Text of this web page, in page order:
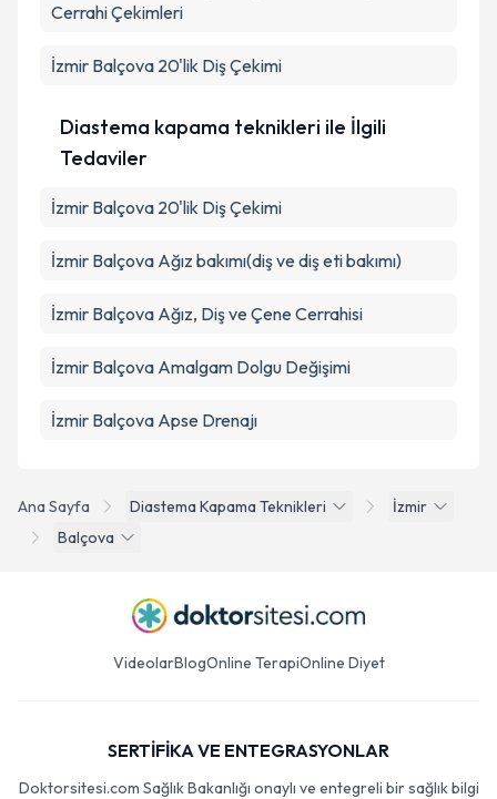
Ana Sayfa Diastema Kapama Teknikleri
İzmir
Balçova
Cerrahi Çekimleri
İzmir Balçova 20'lik Diş Çekimi
Diastema kapama teknikleri ile İlgili
Tedaviler
İzmir Balçova 20'lik Diş Çekimi
İzmir Balçova Ağız bakımı(diş ve diş eti bakımı)
İzmir Balçova Ağız, Diş ve Çene Cerrahisi
İzmir Balçova Amalgam Dolgu Değişimi
İzmir Balçova Apse Drenajı
VideolarBlogOnline TerapiOnline Diyet
SERTİFİKA VE ENTEGRASYONLAR
Doktorsitesi.com Sağlık Bakanlığı onaylı ve entegreli bir sağlık bilgi